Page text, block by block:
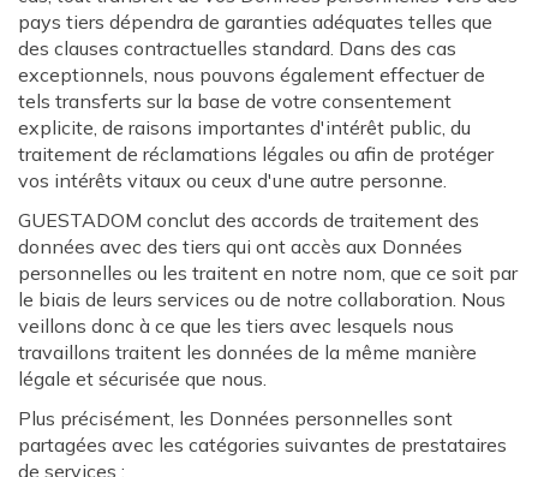
pays tiers dépendra de garanties adéquates telles que
des clauses contractuelles standard. Dans des cas
exceptionnels, nous pouvons également effectuer de
tels transferts sur la base de votre consentement
explicite, de raisons importantes d'intérêt public, du
traitement de réclamations légales ou afin de protéger
vos intérêts vitaux ou ceux d'une autre personne.
GUESTADOM conclut des accords de traitement des
données avec des tiers qui ont accès aux Données
personnelles ou les traitent en notre nom, que ce soit par
le biais de leurs services ou de notre collaboration. Nous
veillons donc à ce que les tiers avec lesquels nous
travaillons traitent les données de la même manière
légale et sécurisée que nous.
Plus précisément, les Données personnelles sont
partagées avec les catégories suivantes de prestataires
de services :